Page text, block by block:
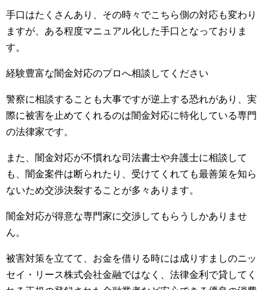
手口はたくさんあり、その時々でこちら側の対応も変わり
ますが、ある程度マニュアル化した手口となっておりま
す。
経験豊富な闇金対応のプロへ相談してください
警察に相談することも大事ですが逆上する恐れがあり、実
際に被害を止めてくれるのは闇金対応に特化している専門
の法律家です。
また、闇金対応が不慣れな司法書士や弁護士に相談して
も、闇金案件は断られたり、受けてくれても最善策を知ら
ないため交渉決裂することが多々あります。
闇金対応が得意な専門家に交渉してもらうしかありませ
ん。
被害対策を立てて、お金を借りる時には成りすましのニッ
セイ・リース株式会社金融ではなく、法律金利で貸してく